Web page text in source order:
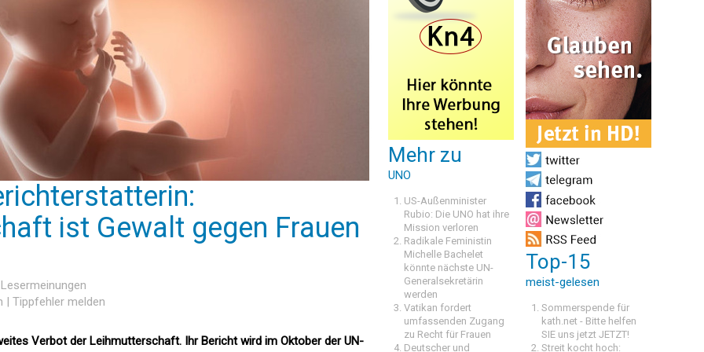
ist Gewalt gegen Frauen
| Tippfehler melden
Verbot der Leihmutterschaft. Ihr Bericht wird im Oktober der UN-
Mehr zu
UNO
US-Außenminister
Rubio: Die UNO hat ihre
Mission verloren
Radikale Feministin
Michelle Bachelet
könnte nächste UN-
Generalsekretärin
werden
Vatikan fordert
umfassenden Zugang
zu Recht für Frauen
Deutscher und
Top-15
meist-gelesen
Sommerspende für
kath.net - Bitte helfen
SIE uns jetzt JETZT!
Streit kocht hoch: